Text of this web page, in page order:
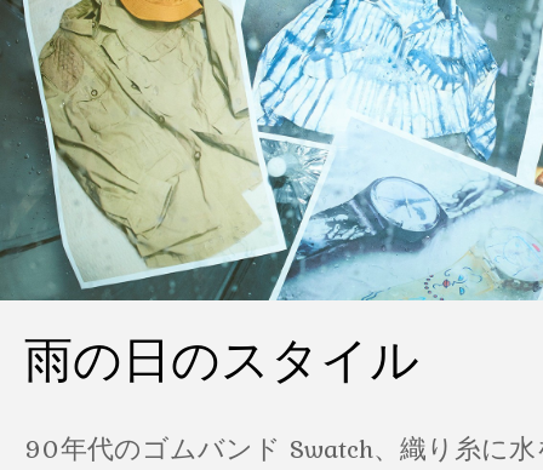
雨の日のスタイル
90年代のゴムバンド Swatch、織り糸に